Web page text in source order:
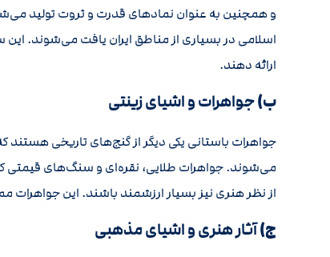
و همچنین به عنوان نمادهای قدرت و ثروت تولید
اسلامی در بسیاری از مناطق ایران یافت می‌شوند.
ارائه دهند.
ب)جواهرات و اشیای زینتی
جواهرات باستانی یکی دیگر از گنج‌های تاریخی
می‌شوند. جواهرات طلایی، نقره‌ای و سنگ‌های قیمتی
از نظر هنری نیز بسیار ارزشمند باشند. این
ج)آثار هنری و اشیای مذهبی